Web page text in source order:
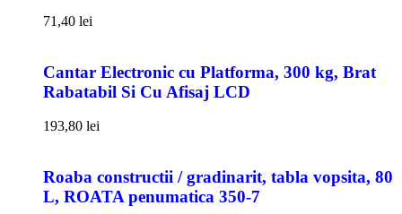
71,40 lei
Cantar Electronic cu Platforma, 300 kg, Brat
Rabatabil Si Cu Afisaj LCD
193,80 lei
Roaba constructii / gradinarit, tabla vopsita, 80
L, ROATA penumatica 350-7